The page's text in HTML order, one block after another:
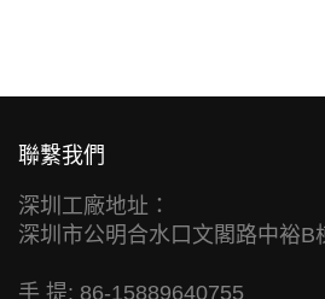
聯繫我們
深圳工廠地址：
深圳市公明合水口文閣路中裕B
手 提: 86-15889640755